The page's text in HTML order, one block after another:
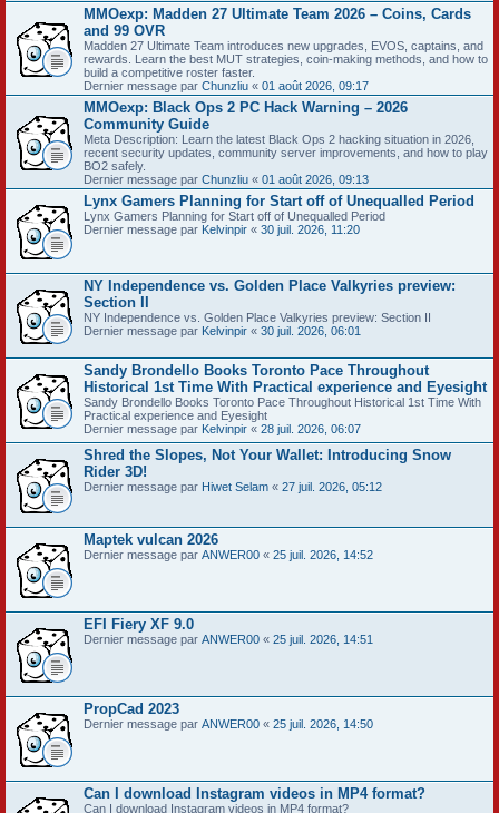
MMOexp: Madden 27 Ultimate Team 2026 – Coins, Cards
and 99 OVR
Madden 27 Ultimate Team introduces new upgrades, EVOS, captains, and
rewards. Learn the best MUT strategies, coin-making methods, and how to
build a competitive roster faster.
Dernier message par Chunzliu « 01 août 2026, 09:17
MMOexp: Black Ops 2 PC Hack Warning – 2026
Community Guide
Meta Description: Learn the latest Black Ops 2 hacking situation in 2026,
recent security updates, community server improvements, and how to play
BO2 safely.
Dernier message par Chunzliu « 01 août 2026, 09:13
Lynx Gamers Planning for Start off of Unequalled Period
Lynx Gamers Planning for Start off of Unequalled Period
Dernier message par Kelvinpir « 30 juil. 2026, 11:20
NY Independence vs. Golden Place Valkyries preview:
Section II
NY Independence vs. Golden Place Valkyries preview: Section II
Dernier message par Kelvinpir « 30 juil. 2026, 06:01
Sandy Brondello Books Toronto Pace Throughout
Historical 1st Time With Practical experience and Eyesight
Sandy Brondello Books Toronto Pace Throughout Historical 1st Time With
Practical experience and Eyesight
Dernier message par Kelvinpir « 28 juil. 2026, 06:07
Shred the Slopes, Not Your Wallet: Introducing Snow
Rider 3D!
Dernier message par Hiwet Selam « 27 juil. 2026, 05:12
Maptek vulcan 2026
Dernier message par ANWER00 « 25 juil. 2026, 14:52
EFI Fiery XF 9.0
Dernier message par ANWER00 « 25 juil. 2026, 14:51
PropCad 2023
Dernier message par ANWER00 « 25 juil. 2026, 14:50
Can I download Instagram videos in MP4 format?
Can I download Instagram videos in MP4 format?